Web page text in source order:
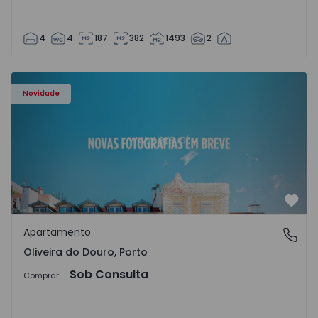
4 4 187 382 1493 2
Novidade
Apartamento T3 Vila Nova de Gaia, Oliveira do Douro -
Oliveira do Douro, Porto
Apartamento
Oliveira do Douro, Porto
Comprar Sob Consulta